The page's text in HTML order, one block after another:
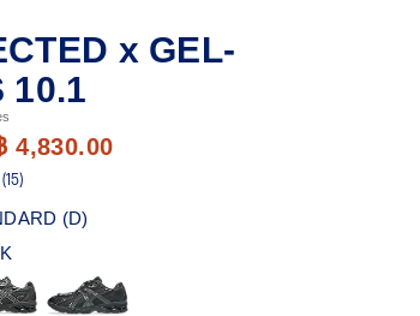
x GEL-
10.1
4,830.00
(15)
(D)